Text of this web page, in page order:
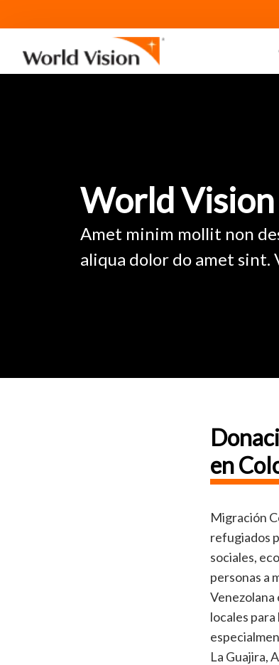
World
Amet minim mollit non
aliqua dolor do amet
en
Migración
refugiados
sociales,
personas a
Venezolana
locales
La Guajira,